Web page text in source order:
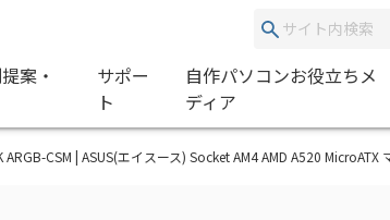
案・
サポー
ト
自作パソコンお役立ちメ
ディア
ARGB-CSM | ASUS(エイスース) Socket AM4 AMD A520 MicroATX